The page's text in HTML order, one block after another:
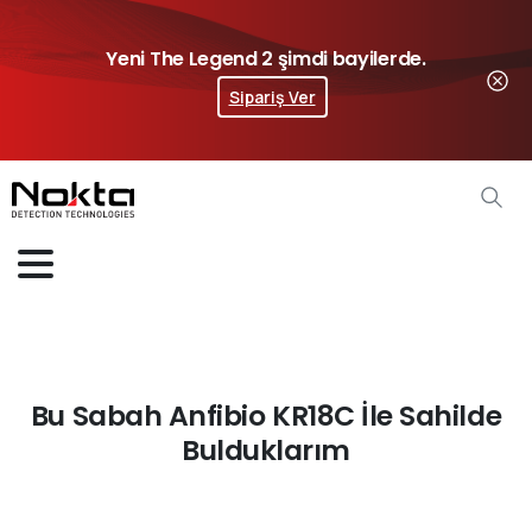
Yeni The Legend 2 şimdi bayilerde.
Sipariş Ver
Bu Sabah Anfibio KR18C İle Sahilde
Bulduklarım